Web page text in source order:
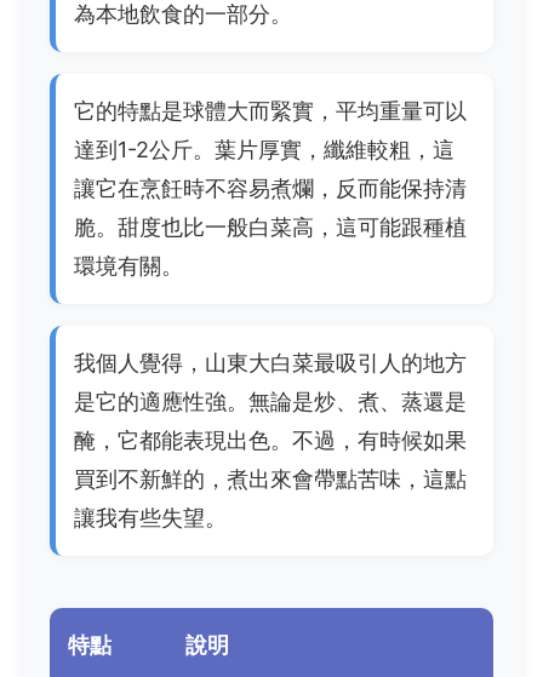
為本地飲食的一部分。
它的特點是球體大而緊實，平均重量可以
達到1-2公斤。葉片厚實，纖維較粗，這
讓它在烹飪時不容易煮爛，反而能保持清
脆。甜度也比一般白菜高，這可能跟種植
環境有關。
我個人覺得，山東大白菜最吸引人的地方
是它的適應性強。無論是炒、煮、蒸還是
醃，它都能表現出色。不過，有時候如果
買到不新鮮的，煮出來會帶點苦味，這點
讓我有些失望。
特點 說明